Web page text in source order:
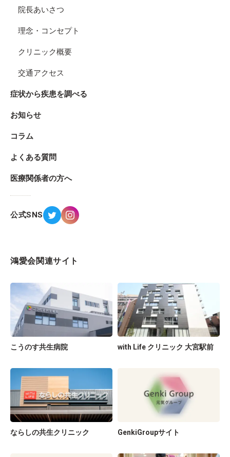
院長あいさつ
理念・コンセプト
クリニック概要
交通アクセス
症状から疾患を調べる
お知らせ
コラム
よくある質問
医療関係者の方へ
公式SNS
鴻愛会関連サイト
こうのす共生病院 with Life クリニック 大宮駅前
ならしの共生クリニック GenkiGroupサイト